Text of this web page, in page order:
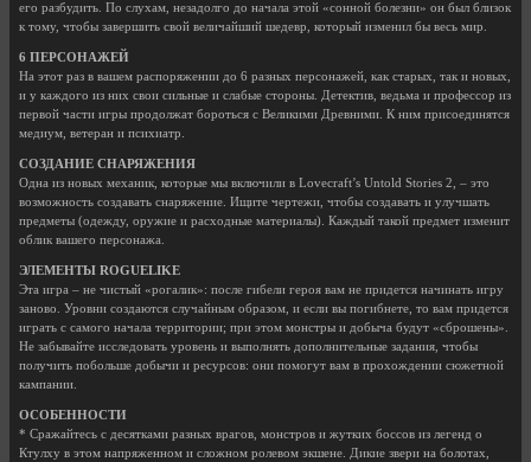
его разбудить. По слухам, незадолго до начала этой «сонной болезни» он был близок
к тому, чтобы завершить свой величайший шедевр, который изменил бы весь мир.
6 ПЕРСОНАЖЕЙ
На этот раз в вашем распоряжении до 6 разных персонажей, как старых, так и новых,
и у каждого из них свои сильные и слабые стороны. Детектив, ведьма и профессор из
первой части игры продолжат бороться с Великими Древними. К ним присоединятся
медиум, ветеран и психиатр.
СОЗДАНИЕ СНАРЯЖЕНИЯ
Одна из новых механик, которые мы включили в Lovecraft’s Untold Stories 2, – это
возможность создавать снаряжение. Ищите чертежи, чтобы создавать и улучшать
предметы (одежду, оружие и расходные материалы). Каждый такой предмет изменит
облик вашего персонажа.
ЭЛЕМЕНТЫ ROGUELIKE
Эта игра – не чистый «рогалик»: после гибели героя вам не придется начинать игру
заново. Уровни создаются случайным образом, и если вы погибнете, то вам придется
играть с самого начала территории; при этом монстры и добыча будут «сброшены».
Не забывайте исследовать уровень и выполнять дополнительные задания, чтобы
получить побольше добычи и ресурсов: они помогут вам в прохождении сюжетной
кампании.
ОСОБЕННОСТИ
* Сражайтесь с десятками разных врагов, монстров и жутких боссов из легенд о
Ктулху в этом напряженном и сложном ролевом экшене. Дикие звери на болотах,